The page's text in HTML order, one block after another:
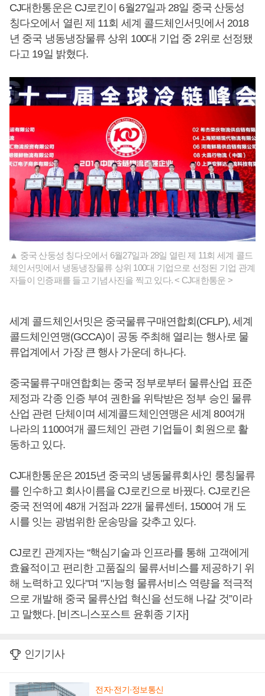
CJ대한통운은 CJ로킨이 6월27일과 28일 중국 산둥성
칭다오에서 열린 제 11회 세계 콜드체인서밋에서 2018
년 중국 냉동냉장물류 상위 100대 기업 중 2위로 선정됐
다고 19일 밝혔다.
▲ 중국 산둥성 칭다오에서 6월27일과 28일 열린 제 11회 세계 콜드
체인서밋에서 냉동냉장물류 상위 100대 기업으로 선정된 기업 관계
자들이 인증패를 들고 기념사진을 찍고 있다. < CJ대한통운 >
세계 콜드체인서밋은 중국물류구매연합회(CFLP), 세계
콜드체인연맹(GCCA)이 공동 주최해 열리는 행사로 물
류업계에서 가장 큰 행사 가운데 하나다.
중국물류구매연합회는 중국 정부로부터 물류산업 표준
제정과 각종 인증 부여 권한을 위탁받은 정부 승인 물류
산업 관련 단체이며 세계콜드체인연맹은 세계 80여개
나라의 1100여개 콜드체인 관련 기업들이 회원으로 활
동하고 있다.
CJ대한통운은 2015년 중국의 냉동물류회사인 룽칭물류
를 인수하고 회사이름을 CJ로킨으로 바꿨다. CJ로킨은
중국 전역에 48개 거점과 22개 물류센터, 1500여 개 도
시를 잇는 광범위한 운송망을 갖추고 있다.
CJ로킨 관계자는 “핵심기술과 인프라를 통해 고객에게
효율적이고 편리한 고품질의 물류서비스를 제공하기 위
해 노력하고 있다"며 "지능형 물류서비스 역량을 적극적
으로 개발해 중국 물류산업 혁신을 선도해 나갈 것”이라
고 말했다. [비즈니스포스트 윤휘종 기자]
인기기사
전자·전기·정보통신